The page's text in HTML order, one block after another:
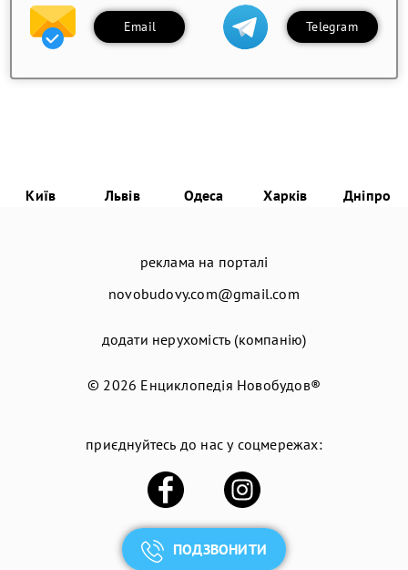
ПОДЗВОНИТИ
Email Telegram
Київ Львів Одеса Харків Дніпро
реклама на порталі
novobudovy.com@gmail.com
додати нерухомість (компанію)
© 2026 Енциклопедія Новобудов®
приєднуйтесь до нас у соцмережах: